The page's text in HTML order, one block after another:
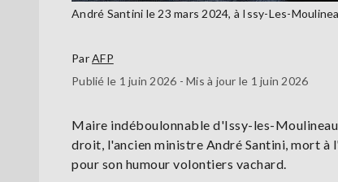
André Santini le 23 mars 2024, à Issy-Les-
ParAFP
Publié le 1 juin 2026 - Mis à jour le 1 juin 2026
Maire indéboulonnable d'Issy-les-
droit, l'ancien ministre André Santini, mort à
pour son humour volontiers vachard.